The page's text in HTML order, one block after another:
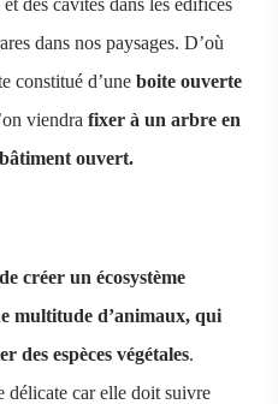
dans nos paysages. D’où
constitué d’une boite ouverte
viendra fixer à un arbre en
ouvert.
créer un écosystème
multitude d’animaux, qui
espèces végétales.
délicate car elle doit suivre